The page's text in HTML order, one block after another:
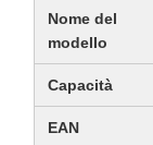
Nome del
modello
Capacità
EAN